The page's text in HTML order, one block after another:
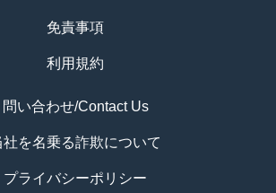
免責事項
利用規約
問い合わせ/Contact Us
社を名乗る詐欺について
プライバシーポリシー